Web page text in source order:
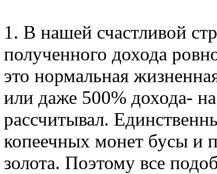
1. В нашей счастливой
полученного дохода
это нормальная
или даже 500% дохода-
рассчитывал.
копеечных монет бусы и
золота. Поэтому все